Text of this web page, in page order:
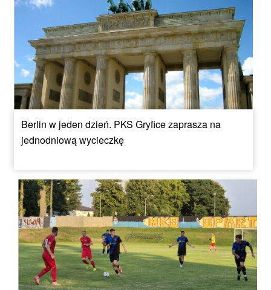
Berlin w jeden dzień. PKS Gryfice zaprasza na
jednodniową wycieczkę